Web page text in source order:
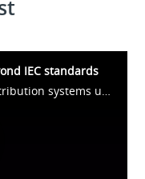
IEC standards
Available in Eaton low voltage distribution systems up to 7100 A for commercial and industrial buildings, our safety systems are protecting electrical equipment everywhere.